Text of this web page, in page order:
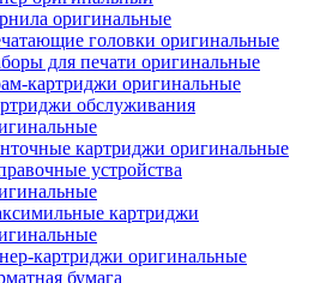
оригинальные
головки оригинальные
для печати оригинальные
картриджи оригинальные
обслуживания
картриджи оригинальные
устройства
картриджи
картриджи оригинальные
бумага